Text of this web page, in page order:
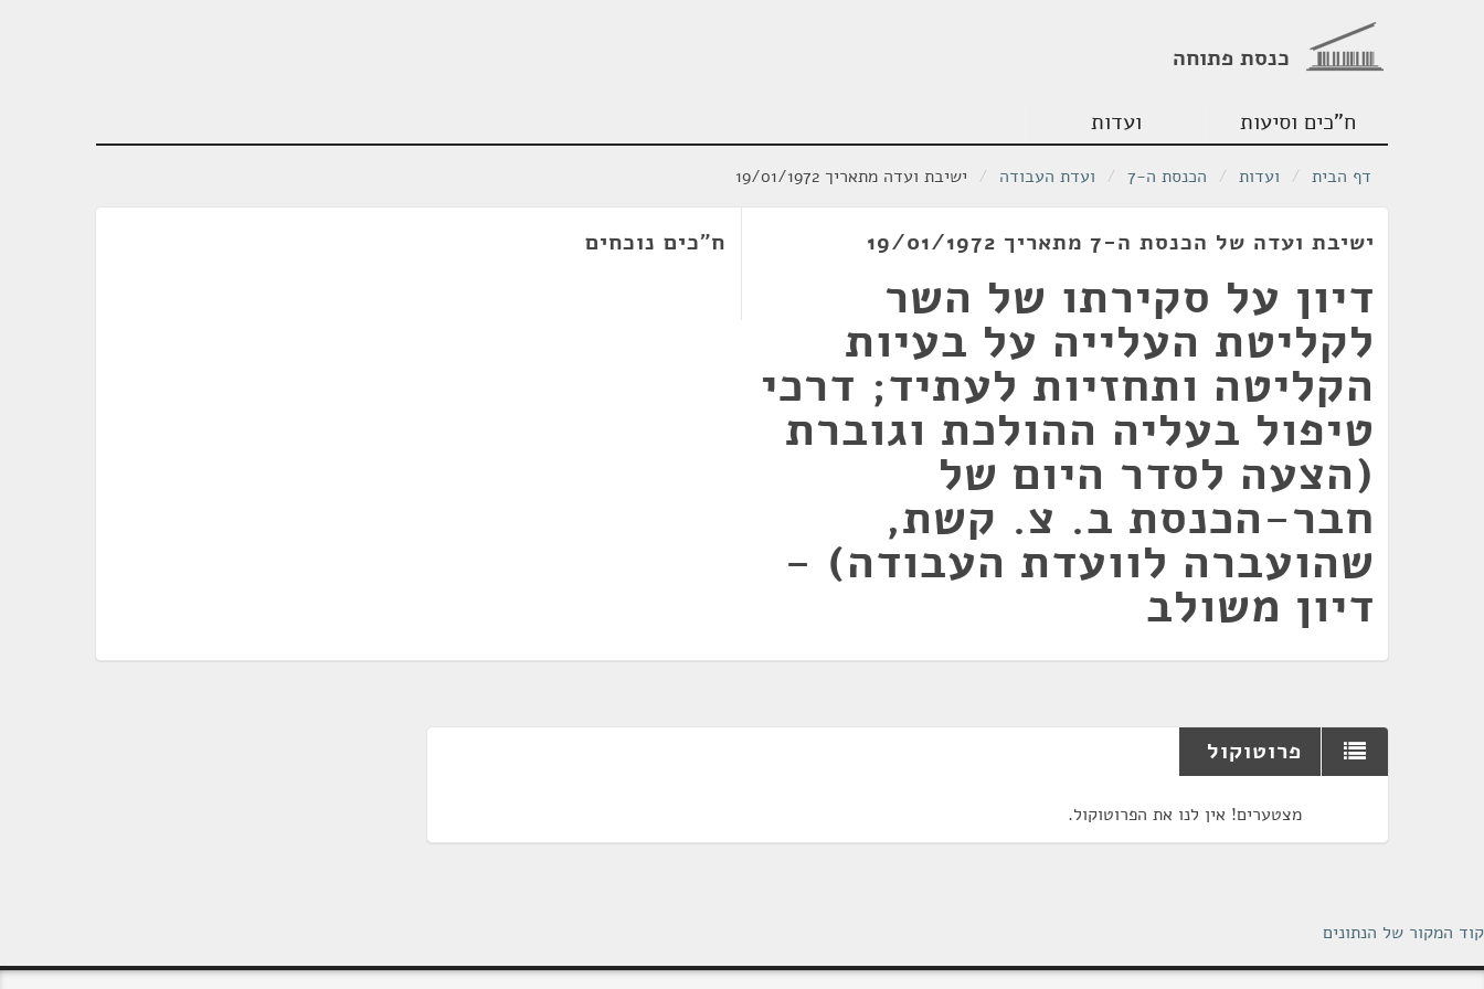
כנסת פתוחה
ח"כים וסיעות ועדות
דף הבית / ועדות / הכנסת ה-7 / ועדת העבודה / ישיבת ועדה מתאריך 19/01/1972
ישיבת ועדה של הכנסת ה-7 מתאריך 19/01/1972
דיון על סקירתו של השר
לקליטת העלייה על בעיות
הקליטה ותחזיות לעתיד; דרכי
טיפול בעליה ההולכת וגוברת
(הצעה לסדר היום של
חבר-הכנסת ב. צ. קשת,
שהועברה לוועדת העבודה) -
דיון משולב
ח"כים נוכחים
פרוטוקול
מצטערים! אין לנו את הפרוטוקול.
קוד המקור של הנתונים